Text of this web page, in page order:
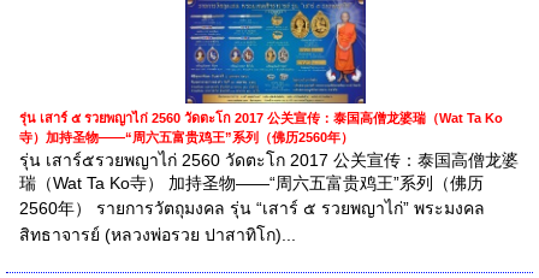
รุ่น เสาร์ ๕ รวยพญาไก่ 2560 วัดตะโก 2017 公关宣传：泰国高僧龙婆瑞（Wat Ta Ko
寺）加持圣物——“周六五富贵鸡王”系列（佛历2560年）
รุ่น เสาร์๕รวยพญาไก่ 2560 วัดตะโก 2017 公关宣传：泰国高僧龙婆
瑞（Wat Ta Ko寺） 加持圣物——“周六五富贵鸡王”系列（佛历
2560年） รายการวัตถุมงคล รุ่น “เสาร์ ๕ รวยพญาไก่” พระมงคล
สิทธาจารย์ (หลวงพ่อรวย ปาสาทิโก)...